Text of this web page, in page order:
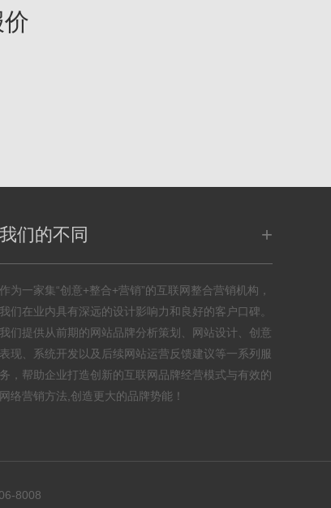
我们的不同 +
作为一家集“创意+整合+营销”的互联网整合营销机构，
我们在业内具有深远的设计影响力和良好的客户口碑。
我们提供从前期的网站品牌分析策划、网站设计、创意
表现、系统开发以及后续网站运营反馈建议等一系列服
务，帮助企业打造创新的互联网品牌经营模式与有效的
网络营销方法,创造更大的品牌势能！
8008